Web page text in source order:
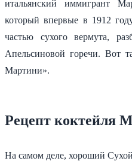
итальянский иммигрант
который впервые в 1912
частью сухого вермута,
Апельсиновой горечи. Вот
Мартини».
Рецепт коктейля
На самом деле, хороший